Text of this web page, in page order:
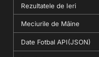
Rezultatele de Ieri
Meciurile de Mâine
Date Fotbal API(JSON)